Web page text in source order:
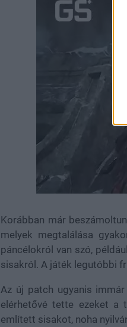
Korábban már
melyek megtalálása
páncélokról van szó,
sisakról. A játék legutóbbi
Az új patch ugyanis
elérhetővé tette ezeket a
említett sisakot, noha